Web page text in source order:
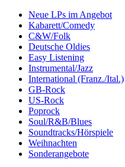
Neue LPs im Angebot
Kabarett/Comedy
C&W/Folk
Deutsche Oldies
Easy Listening
Instrumental/Jazz
International (Franz./Ital.)
GB-Rock
US-Rock
Poprock
Soul/R&B/Blues
Soundtracks/Hörspiele
Weihnachten
Sonderangebote